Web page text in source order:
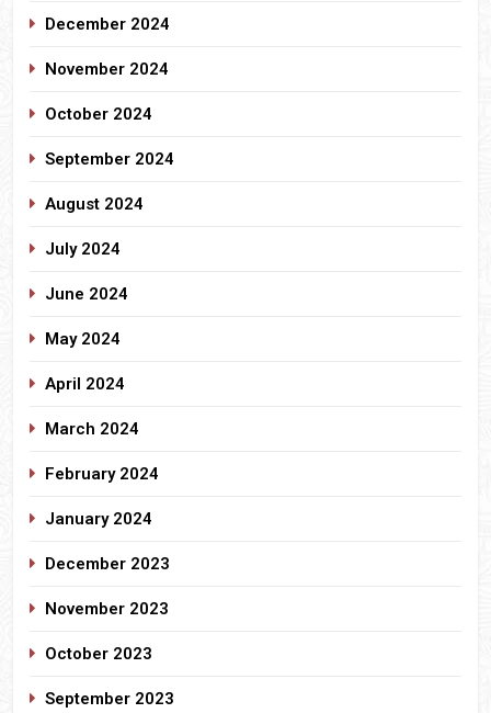
December 2024
November 2024
October 2024
September 2024
August 2024
July 2024
June 2024
May 2024
April 2024
March 2024
February 2024
January 2024
December 2023
November 2023
October 2023
September 2023